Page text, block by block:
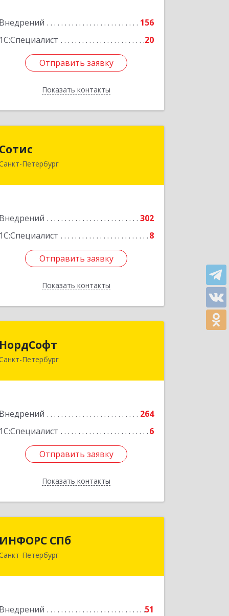
Внедрений
156
1С:Специалист
20
Отправить заявку
Показать контакты
Подробнее
Отправить заявку
Назад
Сотис
Петербург
Внедрений
302
1С:Специалист
8
Отправить заявку
Показать контакты
194044, Санкт-Петербург г, Большой
Подробнее
Отправить заявку
Назад
НордСофт
Петербург
Внедрений
264
1С:Специалист
6
Отправить заявку
Показать контакты
193168, Санкт-Петербург г,
Отправить заявку
Назад
ИНФОРС СПб
Петербург
Внедрений
51
198096, Санкт-Петербург г,